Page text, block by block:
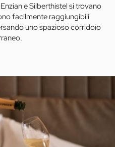
e Silberthistel si trovano
facilmente raggiungibili
uno spazioso corridoio